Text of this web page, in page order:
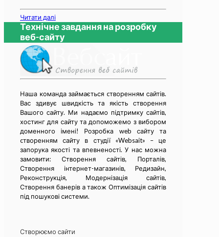
Читати далі
Технічне завдання на розробку
веб-сайту
Наша команда займається cтворенням сайтів.
Вас здивує швидкість та якість створення
Вашого сайту. Ми надаємо підтримку сайтів,
хостинг для сайту та допоможемо з вибором
доменного імені! Розробка web сайту та
cтворенням сайту в студії «Websait» – це
запорука якості та впевненості. У нас можна
замовити: Створення сайтів, Порталів,
Створення інтернет-магазинів, Редизайн,
Реконструкція, Модернізація сайтів,
Створення банерів а також Оптимізація сайтів
під пошукові системи.
Створюємо сайти